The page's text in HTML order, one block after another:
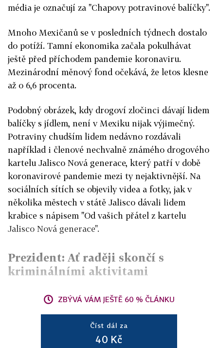
média je označují za "Chapovy potravinové balíčky".
Mnoho Mexičanů se v posledních týdnech dostalo
do potíží. Tamní ekonomika začala pokulhávat
ještě před příchodem pandemie koronaviru.
Mezinárodní měnový fond očekává, že letos klesne
až o 6,6 procenta.
Podobný obrázek, kdy drogoví zločinci dávají lidem
balíčky s jídlem, není v Mexiku nijak výjimečný.
Potraviny chudším lidem nedávno rozdávali
například i členové nechvalně známého drogového
kartelu Jalisco Nová generace, který patří v době
koronavirové pandemie mezi ty nejaktivnější. Na
sociálních sítích se objevily videa a fotky, jak v
několika městech v státě Jalisco dávali lidem
krabice s nápisem "Od vašich přátel z kartelu
Jalisco Nová generace".
Prezident: Ať raději skončí s
kriminálními aktivitami
ZBÝVÁ VÁM JEŠTĚ 60 % ČLÁNKU
Číst dál za
40 Kč